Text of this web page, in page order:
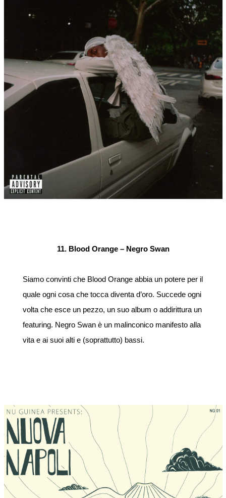
11. Blood Orange – Negro Swan
Siamo convinti che Blood Orange abbia un potere per il
quale ogni cosa che tocca diventa d’oro. Succede ogni
volta che esce un pezzo, un suo album o addirittura un
featuring. Negro Swan è un malinconico manifesto alla
vita e ai suoi alti e (soprattutto) bassi.